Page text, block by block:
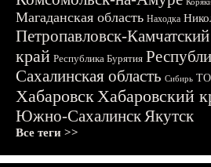
Магаданская область Находка
Петропавловск-Камчатский
край Республика Бурятия
Сахалинская область Сибирь
ХабаровскХабаровский
Южно-СахалинскЯкутск
Все теги >>